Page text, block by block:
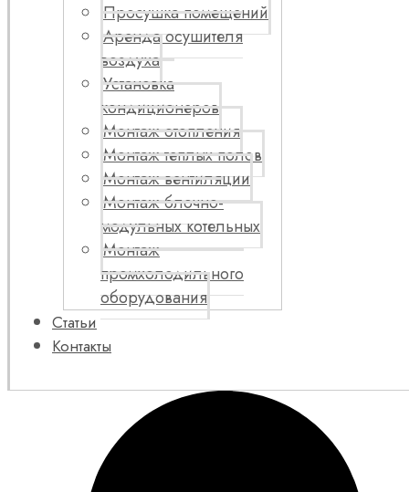
Просушка помещений
Аренда осушителя
воздуха
Установка
кондиционеров
Монтаж отопления
Монтаж теплых полов
Монтаж вентиляции
Монтаж блочно-
модульных котельных
Монтаж
промхолодильного
оборудования
Статьи
Контакты